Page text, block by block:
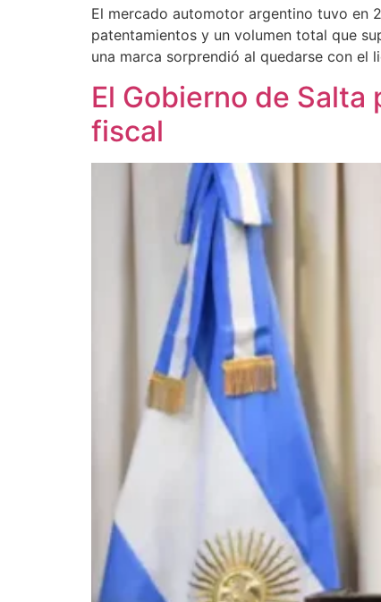
El mercado automotor argentino tuvo en
patentamientos y un volumen total que
una marca sorprendió al quedarse con
El Gobierno de
fiscal